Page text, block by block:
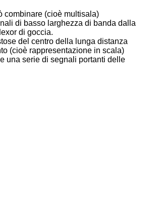
combinare (cioè multisala)
di basso larghezza di banda dalla
di goccia.
del centro della lunga distanza
(cioè rappresentazione in scala)
una serie di segnali portanti delle